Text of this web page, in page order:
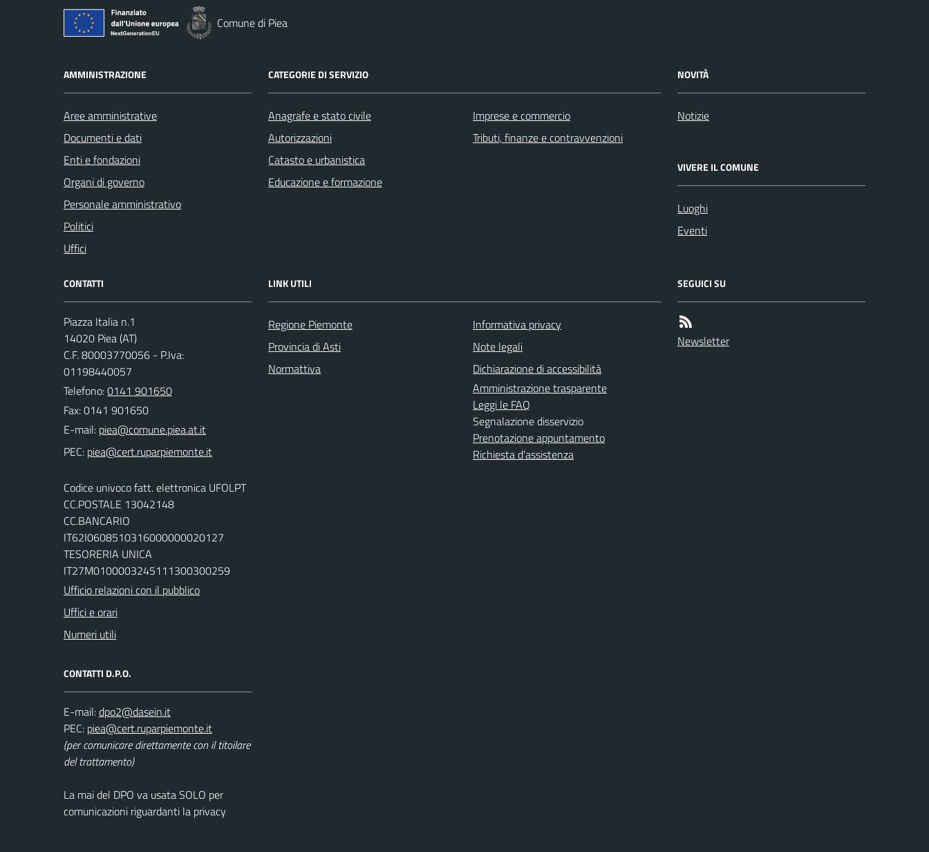
Comune di Piea
AMMINISTRAZIONE
Aree amministrative
Documenti e dati
Enti e fondazioni
Organi di governo
Personale amministrativo
Politici
Uffici
CATEGORIE DI SERVIZIO
Anagrafe e stato civile
Autorizzazioni
Catasto e urbanistica
Educazione e formazione
Imprese e commercio
Tributi, finanze e contravvenzioni
NOVITÀ
Notizie
VIVERE IL COMUNE
Luoghi
Eventi
CONTATTI
Piazza Italia n.1
14020 Piea (AT)
C.F. 80003770056 - P.Iva:
01198440057
Telefono:0141 901650
Fax: 0141 901650
E-mail:
PEC:
Codice univoco fatt. elettronica UFOLPT
CC.POSTALE 13042148
CC.BANCARIO
IT62I0608510316000000020127
TESORERIA UNICA
IT27M0100003245111300300259
Ufficio relazioni con il pubblico
Uffici e orari
Numeri utili
CONTATTI D.P.O.
E-mail:
PEC:
(per comunicare direttamente con il titoilare
del trattamento)
La mai del DPO va usata SOLO per
comunicazioni riguardanti la privacy
LINK UTILI
Regione Piemonte
Provincia di Asti
Normattiva
Informativa privacy
Note legali
Dichiarazione di accessibilità
Amministrazione trasparente
Leggi le FAQ
Segnalazione disservizio
Prenotazione appuntamento
Richiesta d'assistenza
SEGUICI SU
Newsletter